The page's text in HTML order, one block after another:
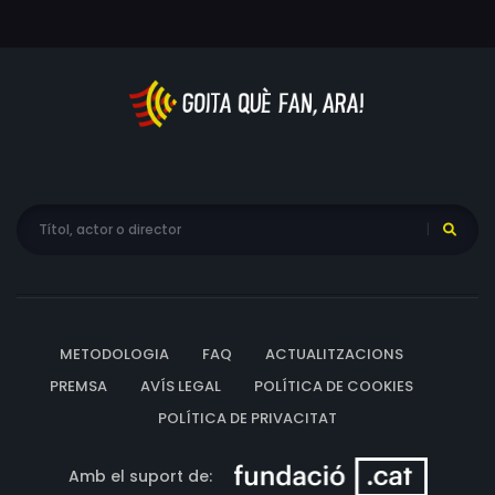
METODOLOGIA FAQ
ACTUALITZACIONS
PREMSA
AVÍS LEGAL
POLÍTICA DE COOKIES
POLÍTICA DE PRIVACITAT
Amb el suport de: